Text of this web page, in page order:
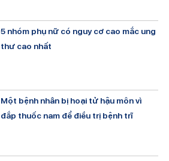
5 nhóm phụ nữ có nguy cơ cao mắc ung
thư cao nhất
Một bệnh nhân bị hoại tử hậu môn vì
đắp thuốc nam để điều trị bệnh trĩ